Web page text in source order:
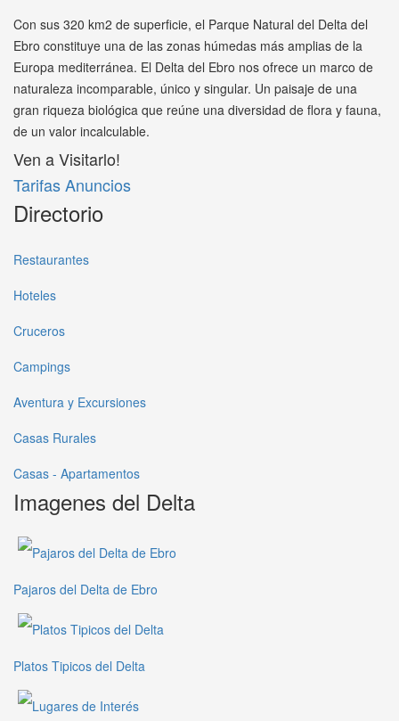
Con sus 320 km2 de superficie, el Parque Natural del Delta del
Ebro constituye una de las zonas húmedas más amplias de la
Europa mediterránea. El Delta del Ebro nos ofrece un marco de
naturaleza incomparable, único y singular. Un paisaje de una
gran riqueza biológica que reúne una diversidad de flora y fauna,
de un valor incalculable.
Ven a Visitarlo!
Tarifas Anuncios
Directorio
Restaurantes
Hoteles
Cruceros
Campings
Aventura y Excursiones
Casas Rurales
Casas - Apartamentos
Imagenes del Delta
Pajaros del Delta de Ebro
Platos Tipicos del Delta